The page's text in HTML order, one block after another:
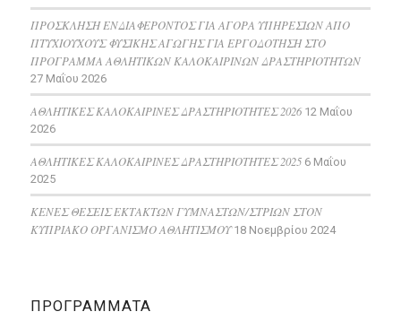
ΠΡΟΣΚΛΗΣΗ ΕΝΔΙΑΦΕΡΟΝΤΟΣ ΓΙΑ ΑΓΟΡΑ ΥΠΗΡΕΣΙΩΝ ΑΠΟ
ΠΤΥΧΙΟΥΧΟΥΣ ΦΥΣΙΚΗΣ ΑΓΩΓΗΣ ΓΙΑ ΕΡΓΟΔΟΤΗΣΗ ΣΤΟ
ΠΡΟΓΡΑΜΜΑ ΑΘΛΗΤΙΚΩΝ ΚΑΛΟΚΑΙΡΙΝΩΝ ΔΡΑΣΤΗΡΙΟΤΗΤΩΝ
27 Μαΐου 2026
ΑΘΛΗΤΙΚΕΣ ΚΑΛΟΚΑΙΡΙΝΕΣ ΔΡΑΣΤΗΡΙΟΤΗΤΕΣ 2026 12 Μαΐου
2026
ΑΘΛΗΤΙΚΕΣ ΚΑΛΟΚΑΙΡΙΝΕΣ ΔΡΑΣΤΗΡΙΟΤΗΤΕΣ 2025 6 Μαΐου
2025
ΚΕΝΕΣ ΘΕΣΕΙΣ ΕΚΤΑΚΤΩΝ ΓΥΜΝΑΣΤΩΝ/ΣΤΡΙΩΝ ΣΤΟΝ
ΚΥΠΡΙΑΚΟ ΟΡΓΑΝΙΣΜΟ ΑΘΛΗΤΙΣΜΟΥ 18 Νοεμβρίου 2024
ΠΡΟΓΡΑΜΜΑΤΑ